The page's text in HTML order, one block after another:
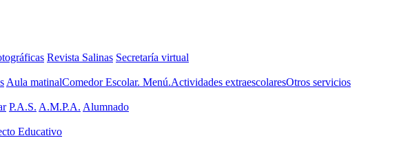
Revista Salinas Secretaría virtual
Aula matinalComedor Escolar. Menú.Actividades extraescolaresOtros servicios
P.A.S. A.M.P.A. Alumnado
Educativo